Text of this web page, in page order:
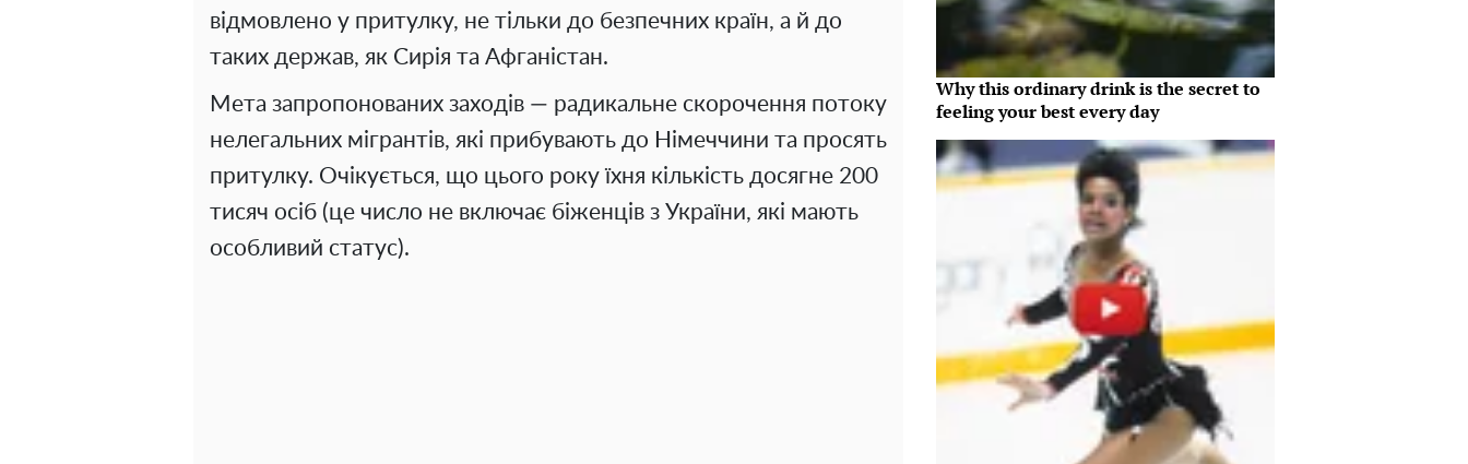
відмовлено у притулку, не тільки до безпечних країн, а й до
таких держав, як Сирія та Афганістан.
Мета запропонованих заходів — радикальне скорочення потоку
нелегальних мігрантів, які прибувають до Німеччини та просять
притулку. Очікується, що цього року їхня кількість досягне 200
тисяч осіб (це число не включає біженців з України, які мають
особливий статус).
Why this ordinary drink is the secret to
feeling your best every day